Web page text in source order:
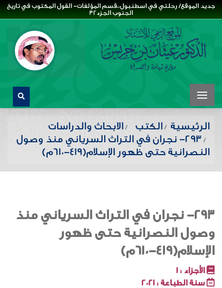
جديد الموقع/ رحلتي في اسطنبول،،قسم المؤلفات- القول المكتوب في تاريخ
الجنوب الجزء32
الرئيسية الكتب
الابحاث والدراسات
293- نجران في التراث السرياني منذ وصول
النصرانية حتى ظهور الإسلام(٤١٩-٦١٠م)
293- نجران في التراث السرياني منذ
وصول النصرانية حتى ظهور
الإسلام(٤١٩-٦١٠م)
الأجزاء : 1
سنة الطباعة : 2021